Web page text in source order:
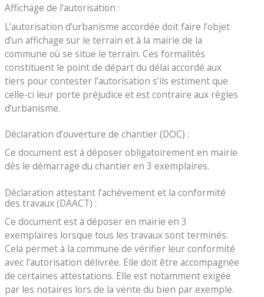
Affichage de l’autorisation :
L’autorisation d’urbanisme accordée doit faire l’objet
d’un affichage sur le terrain et à la mairie de la
commune où se situe le terrain. Ces formalités
constituent le point de départ du délai accordé aux
tiers pour contester l’autorisation s’ils estiment que
celle-ci leur porte préjudice et est contraire aux règles
d’urbanisme.
Déclaration d’ouverture de chantier (DOC) :
Ce document est à déposer obligatoirement en mairie
dès le démarrage du chantier en 3 exemplaires.
Déclaration attestant l’achèvement et la conformité
des travaux (DAACT) :
Ce document est à déposer en mairie en 3
exemplaires lorsque tous les travaux sont terminés.
Cela permet à la commune de vérifier leur conformité
avec l’autorisation délivrée. Elle doit être accompagnée
de certaines attestations. Elle est notamment exigée
par les notaires lors de la vente du bien par exemple.